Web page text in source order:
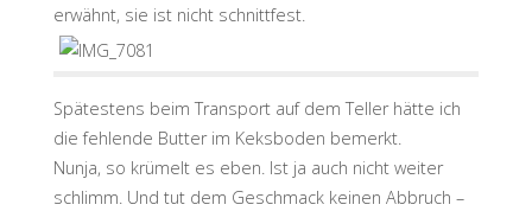
erwähnt, sie ist nicht schnittfest.
Spätestens beim Transport auf dem Teller hätte ich
die fehlende Butter im Keksboden bemerkt.
Nunja, so krümelt es eben. Ist ja auch nicht weiter
schlimm. Und tut dem Geschmack keinen Abbruch –